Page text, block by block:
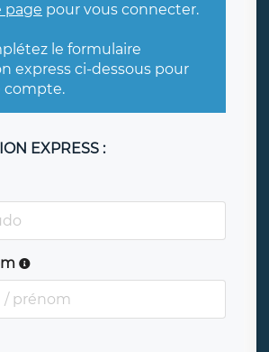
page pour vous connecter.
le formulaire
express ci-dessous pour
compte.
EXPRESS :